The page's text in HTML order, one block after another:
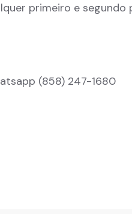
primeiro e
(858) 247-1680